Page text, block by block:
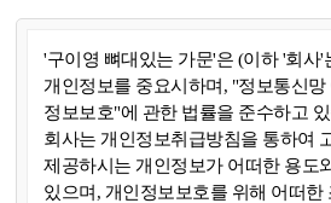
'구이영 뼈대있는 가문'은 (이하 '회사'
개인정보를 중요시하며, "정보통신망
정보보호"에 관한 법률을 준수하고
회사는 개인정보취급방침을 통하여
제공하시는 개인정보가 어떠한 용도
있으며, 개인정보보호를 위해 어떠한